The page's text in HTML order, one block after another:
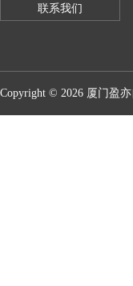
联系我们
Copyright © 2026 厦门盈